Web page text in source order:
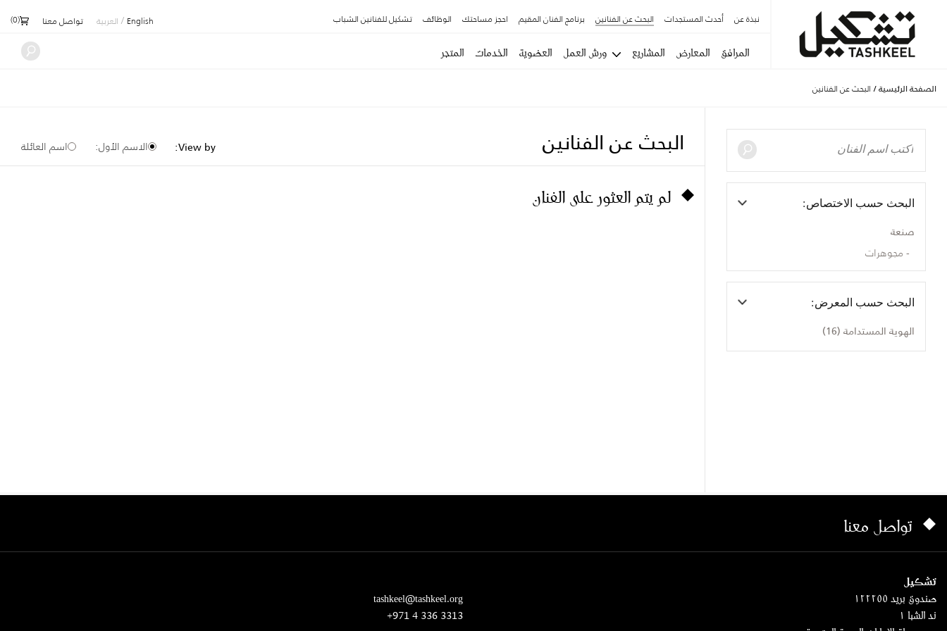
نبذة عن أحدث المستجدات البحث عن الفنانين برنامج الفنان المقيم احجز مساحتك الوظائف تشكيل للفنانين الشباب English
/ العربية تواصل معنا (
0
)
المرافق المعارض المشاريع ورش العمل العضوية الخدمات المتجر
الصفحة الرئيسية / البحث عن الفنانين
البحث حسب الاختصاص:
صنعة
مجوهرات
البحث حسب المعرض:
الهوية المستدامة (16)
البحث عن الفنانين View by: الاسم الأول: اسم العائلة
لم يتم العثور على الفنان
تواصل معنا
تشكيل
صندوق بريد ١٢٢٢٥٥
ند الشبا ١
tashkeel@tashkeel.org
+971 4 336 3313